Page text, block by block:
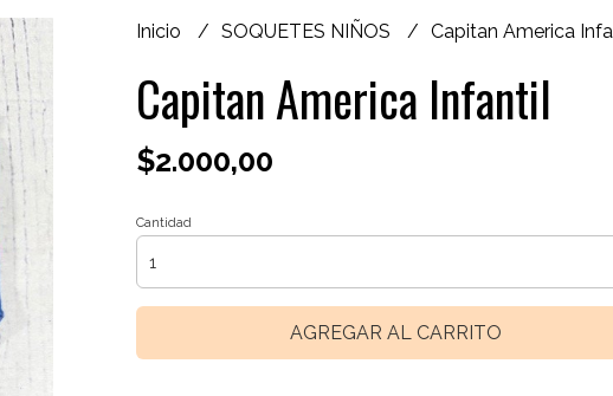
Inicio SOQUETES NIÑOS Capitan America
Capitan America Infantil
$2.000,00
Cantidad
AGREGAR AL CARRITO